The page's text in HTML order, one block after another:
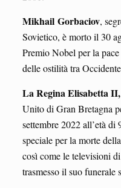
Mikhail Gorbaciov,
Sovietico, è morto il 30
Premio Nobel per la
delle ostilità tra
La Regina Elisabetta II,
Unito di Gran Bretagna
settembre 2022 all’età di
speciale per la morte
così come le televisioni
trasmesso il suo